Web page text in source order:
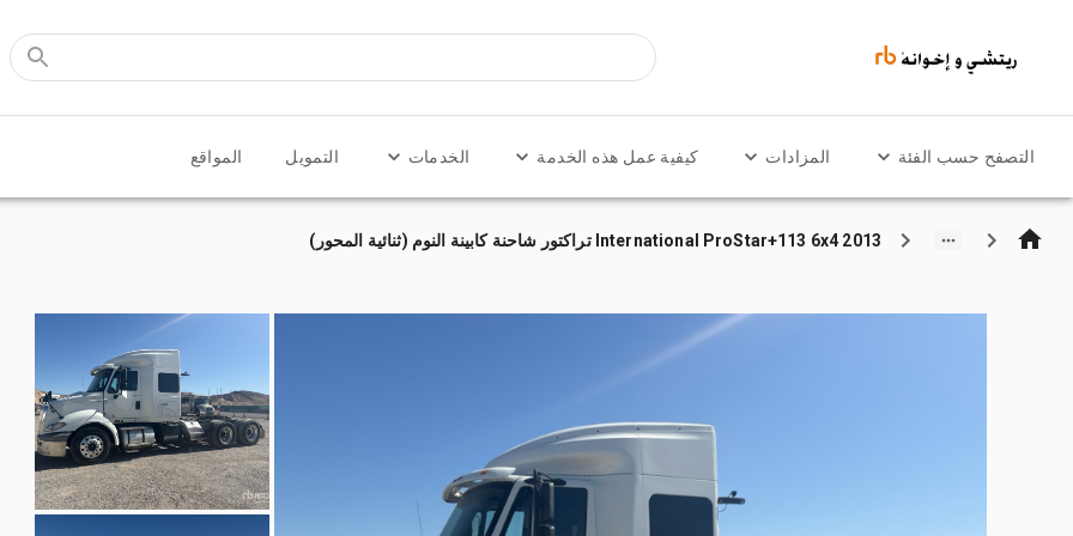
التصفح حسب الفئة المزادات كيفية عمل هذه الخدمة الخدمات التمويل المواقع
2013 International ProStar+113 6x4 تراكتور شاحنة كابينة النوم (ثنائية المحور)